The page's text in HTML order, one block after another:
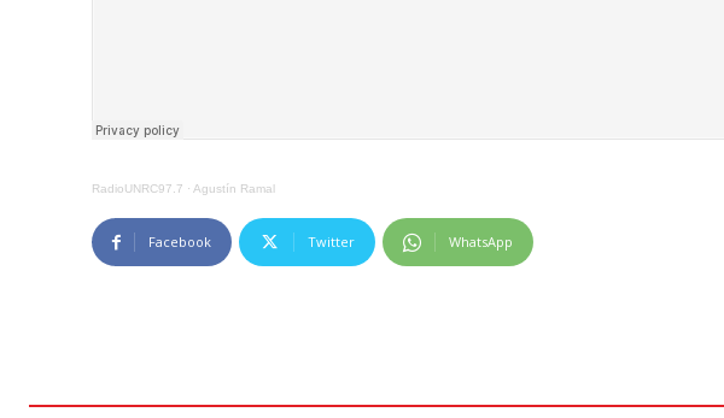
RadioUNRC97.7 · Agustín Ramal
Facebook Twitter WhatsApp